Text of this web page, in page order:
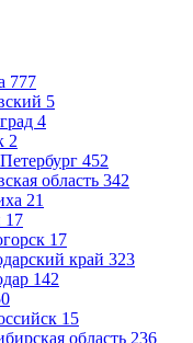
777
5
4
2
452
область 342
21
17
17
край 323
142
15
область 236